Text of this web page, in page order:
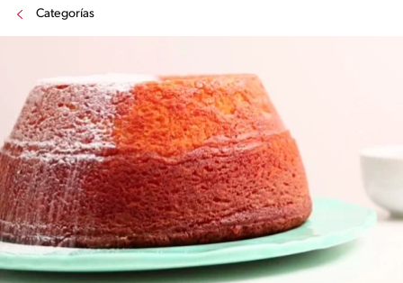
Categorías